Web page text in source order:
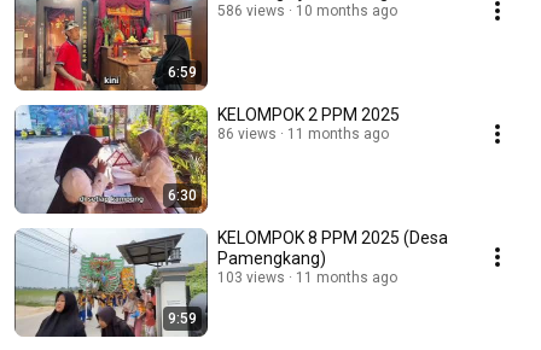
6:59
586 views 10 months ago
6:30
KELOMPOK 2 PPM 2025
86 views 11 months ago
9:59
KELOMPOK 8 PPM 2025 (Desa
Pamengkang)
103 views 11 months ago